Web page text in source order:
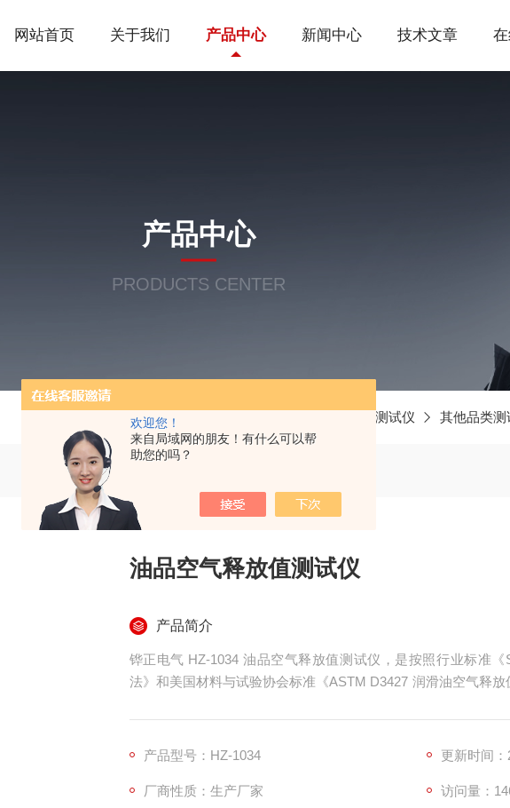
欢迎您！
来自局域网的朋友！有什么可以帮
助您的吗？
网站首页 关于我们 产品中心 新闻中心 技术文章
产品中心
PRODUCTS CENTER
当前位置： 绝缘油测试仪 其他品类测
油品空气释放值测试仪
产品简介
铧正电气 HZ-1034 油品空气释放值测试仪，是按照行业标准
法》和美国材料与试验协会标准《ASTM D3427 润滑油空气释
产品型号：HZ-1034
更新时间
厂商性质：生产厂家 访问量：